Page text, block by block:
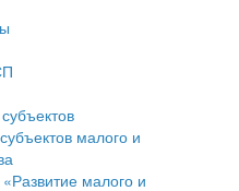
области
округа
ранее учтенных
малого и
малого и